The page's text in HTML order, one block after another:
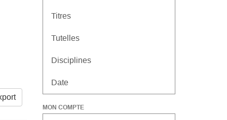
Titres
Tutelles
Disciplines
Date
MON COMPTE